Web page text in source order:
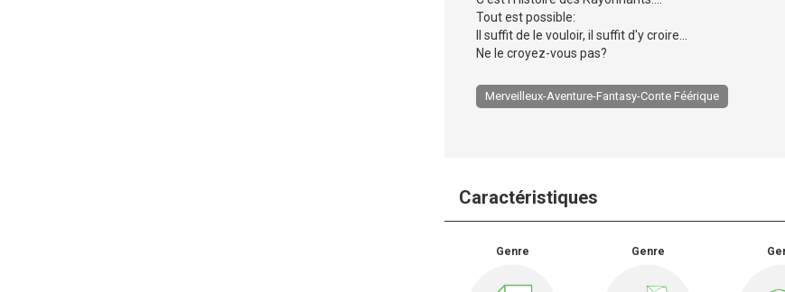
Tout est possible:
Il suffit de le vouloir, il suffit d'y croire...
Ne le croyez-vous pas?
Merveilleux-Aventure-Fantasy-Conte Féérique
Caractéristiques
Genre Genre